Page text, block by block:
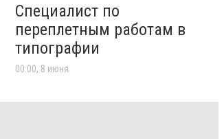
Специалист по
переплетным работам в
типографии
00:00, 8 июня